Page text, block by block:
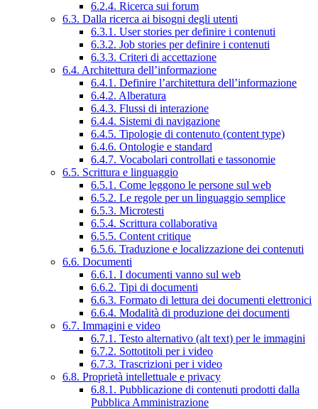
6.2.4. Ricerca sui forum
6.3. Dalla ricerca ai bisogni degli utenti
6.3.1. User stories per definire i contenuti
6.3.2. Job stories per definire i contenuti
6.3.3. Criteri di accettazione
6.4. Architettura dell’informazione
6.4.1. Definire l’architettura dell’informazione
6.4.2. Alberatura
6.4.3. Flussi di interazione
6.4.4. Sistemi di navigazione
6.4.5. Tipologie di contenuto (content type)
6.4.6. Ontologie e standard
6.4.7. Vocabolari controllati e tassonomie
6.5. Scrittura e linguaggio
6.5.1. Come leggono le persone sul web
6.5.2. Le regole per un linguaggio semplice
6.5.3. Microtesti
6.5.4. Scrittura collaborativa
6.5.5. Content critique
6.5.6. Traduzione e localizzazione dei contenuti
6.6. Documenti
6.6.1. I documenti vanno sul web
6.6.2. Tipi di documenti
6.6.3. Formato di lettura dei documenti elettronici
6.6.4. Modalità di produzione dei documenti
6.7. Immagini e video
6.7.1. Testo alternativo (alt text) per le immagini
6.7.2. Sottotitoli per i video
6.7.3. Trascrizioni per i video
6.8. Proprietà intellettuale e privacy
6.8.1. Pubblicazione di contenuti prodotti dalla
Pubblica Amministrazione